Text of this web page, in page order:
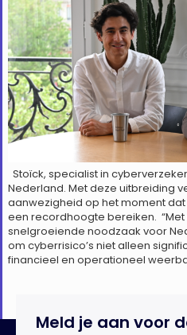
Stoïck, specialist in
Nederland. Met deze uitbreiding
aanwezigheid op het moment
een recordhoogte bereiken.
snelgroeiende noodzaak voor
om cyberrisico’s niet alleen
financieel en operationeel
Meld je aan voor